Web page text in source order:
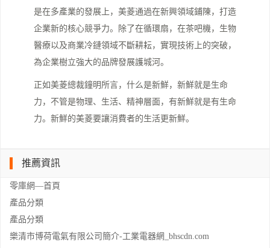
是在多產業的發展上，美菱通過在新興領域鋪陳，打造
企業新的核心競爭力。除了在循環扇，在茶吧機，生物
醫療以及商業冷鏈領域不斷耕耘，實現技術上的突破，
為企業樹立強大的品牌發展護城河。
正如美菱總裁鐘明所言，什么是新鮮，新鮮就是生命
力，不管是物理、生活、精神層面，有新鮮就是有生命
力。新鮮的美菱要讓消費者的生活更新鮮。
推薦資訊
零庫網—首頁
產品分類
產品分類
樂清市博荷電氣有限公司簡介-工業電器網_bhscdn.com